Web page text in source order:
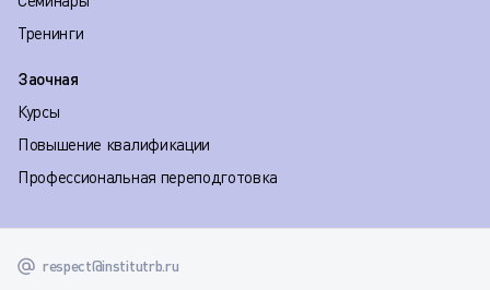
Тренинги
Заочная
Курсы
Повышение квалификации
Профессиональная переподготовка
respect@institutrb.ru